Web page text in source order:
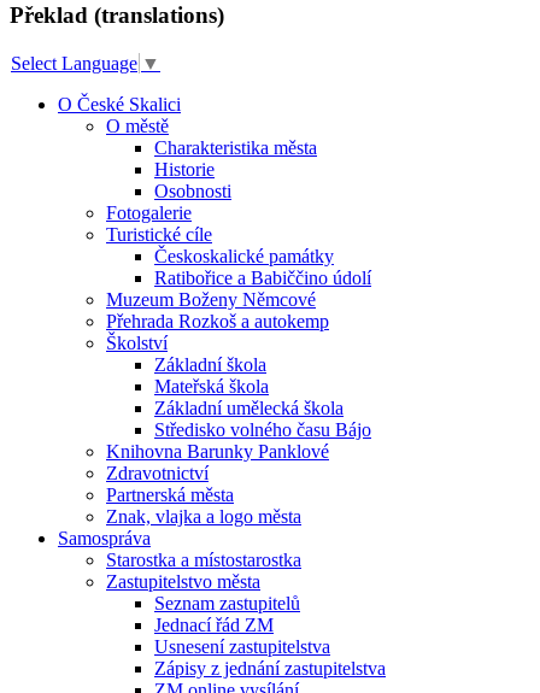
Překlad (translations)
Select Language ▼
O České Skalici
O městě
Charakteristika města
Historie
Osobnosti
Fotogalerie
Turistické cíle
Českoskalické památky
Ratibořice a Babiččino údolí
Muzeum Boženy Němcové
Přehrada Rozkoš a autokemp
Školství
Základní škola
Mateřská škola
Základní umělecká škola
Středisko volného času Bájo
Knihovna Barunky Panklové
Zdravotnictví
Partnerská města
Znak, vlajka a logo města
Samospráva
Starostka a místostarostka
Zastupitelstvo města
Seznam zastupitelů
Jednací řád ZM
Usnesení zastupitelstva
Zápisy z jednání zastupitelstva